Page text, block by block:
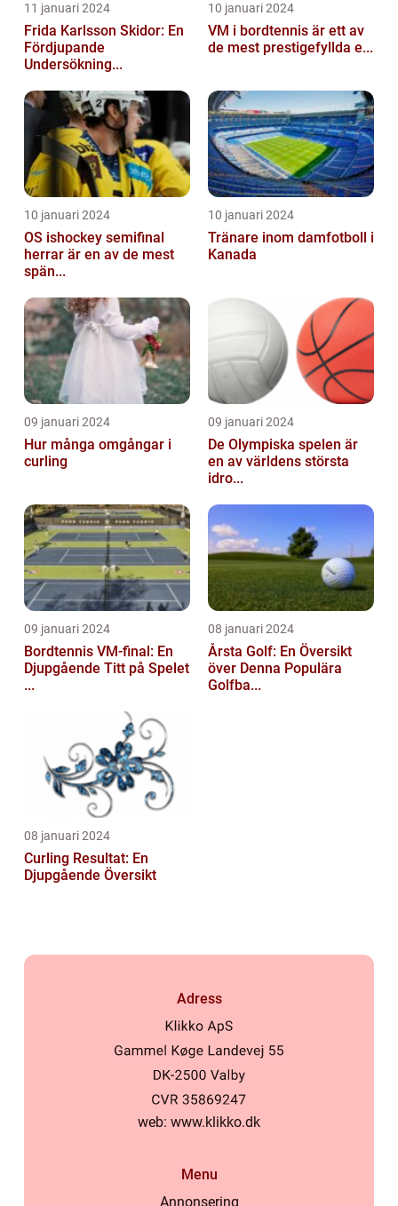
11 januari 2024
Frida Karlsson Skidor: En
Fördjupande
Undersökning...
10 januari 2024
VM i bordtennis är ett av
de mest prestigefyllda e...
10 januari 2024
OS ishockey semifinal
herrar är en av de mest
spän...
10 januari 2024
Tränare inom damfotboll i
Kanada
09 januari 2024
Hur många omgångar i
curling
09 januari 2024
De Olympiska spelen är
en av världens största
idro...
09 januari 2024
Bordtennis VM-final: En
Djupgående Titt på Spelet
...
08 januari 2024
Årsta Golf: En Översikt
över Denna Populära
Golfba...
08 januari 2024
Curling Resultat: En
Djupgående Översikt
Adress
web: www.klikko.dk
Menu
Annonsering